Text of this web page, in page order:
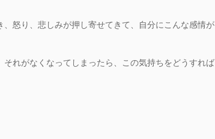
怒り、悲しみが押し寄せてきて、自分にこんな感情が
れがなくなってしまったら、この気持ちをどうすれば